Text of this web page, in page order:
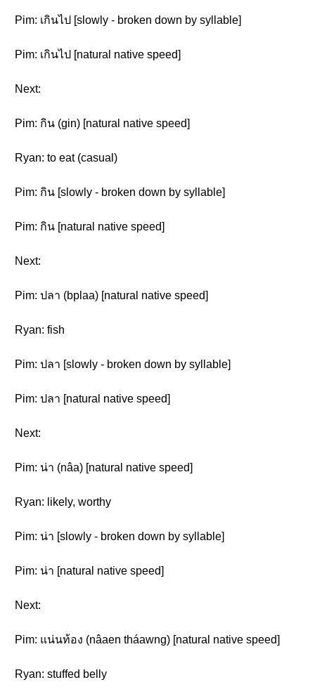
Pim: เกินไป [slowly - broken down by syllable]
Pim: เกินไป [natural native speed]
Next:
Pim: กิน (gin) [natural native speed]
Ryan: to eat (casual)
Pim: กิน [slowly - broken down by syllable]
Pim: กิน [natural native speed]
Next:
Pim: ปลา (bplaa) [natural native speed]
Ryan: fish
Pim: ปลา [slowly - broken down by syllable]
Pim: ปลา [natural native speed]
Next:
Pim: น่า (nâa) [natural native speed]
Ryan: likely, worthy
Pim: น่า [slowly - broken down by syllable]
Pim: น่า [natural native speed]
Next:
Pim: แน่นท้อง (nâaen tháawng) [natural native speed]
Ryan: stuffed belly